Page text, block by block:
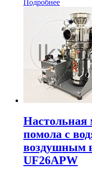
Подробнее
Настольная
помола с
воздушным
UF26APW